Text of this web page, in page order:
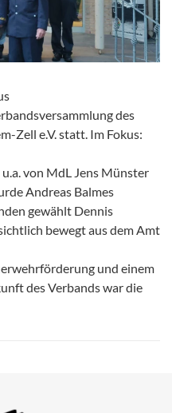
des
Zell e.V. statt. Im Fokus:
von MdL Jens Münster
Andreas Balmes
gewählt Dennis
bewegt aus dem Amt
und einem
des Verbands war die